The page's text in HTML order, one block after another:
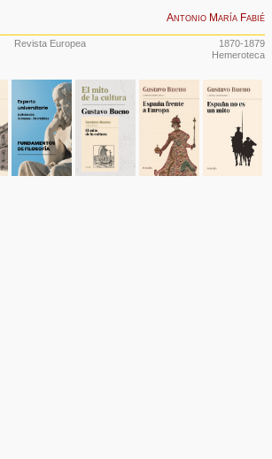
Antonio María Fabié
Revista Europea
1870-1879
Hemeroteca